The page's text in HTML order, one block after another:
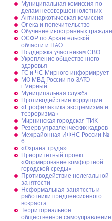
Муниципальная комиссия по
делам несовершеннолетних
Антинаркотическая комиссия
Опека и попечительство
Обучение иностранных граждан
ОСФР по Архангельской
области и НАО
Поддержка участникам СВО
Укрепление общественного
здоровья
ГО и ЧС Мирного информирует
МО МВД России по ЗАТО
г.Мирный
Муниципальная cлужба
Противодействие коррупции
«Профилактика экстремизма и
терроризма»
Мирнинская городская ТИК
Резерв управленческих кадров
Межрайонная ИФНС России №
6
«Охрана труда»
Приоритетный проект
«Формирование комфортной
городской среды»
Противодействие нелегальной
занятости
Неформальная занятость и
работники предпенсионного
возраста
Территориальное
общественное самоуправление